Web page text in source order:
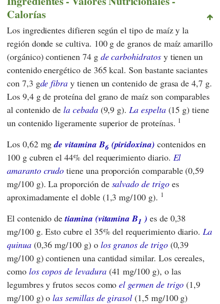
Calorías
Los ingredientes difieren según el tipo de maíz y la
región donde se cultiva. 100 g de granos de maíz amarillo
(orgánico) contienen 74 g de carbohidratosy tienen un
contenido energético de 365 kcal. Son bastante saciantes
con 7,3 gde fibra y tienen un contenido de grasa de 4,7 g.
Los 9,4 g de proteína del grano de maíz son comparables
al contenido dela cebada(9,9 g). La espelta(15 g) tiene
un contenido ligeramente superior de proteínas. 1
Los 0,62 mgde vitamina B6 (piridoxina) contenidos en
100 g cubren el 44% del requerimiento diario. El
amaranto crudo tiene una proporción comparable (0,59
mg/100 g). La proporción de salvado de trigoes
aproximadamente el doble (1,3 mg/100 g). 1
El contenido detiamina (vitamina B1 ) es de 0,38
mg/100 g. Esto cubre el 35% del requerimiento diario. La
quinua(0,36 mg/100 g) o los granos de trigo(0,39
mg/100 g) contienen una cantidad similar. Los cereales,
como los copos de levadura(41 mg/100 g), o las
legumbres y frutos secos comoel germen de trigo (1,9
mg/100 g) olas semillas de girasol (1,5 mg/100 g)